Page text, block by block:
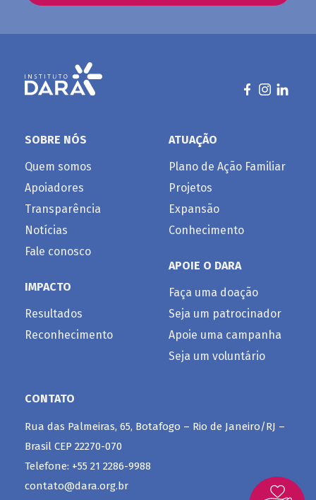
SOBRE NÓS
Quem somos
Apoiadores
Transparência
Notícias
Fale conosco
IMPACTO
Resultados
Reconhecimento
ATUAÇÃO
Plano de Ação Familiar
Projetos
Expansão
Conhecimento
APOIE O DARA
Faça uma doação
Seja um patrocinador
Apoie uma campanha
Seja um voluntário
CONTATO
Rua das Palmeiras, 65, Botafogo – Rio de Janeiro/RJ –
Brasil CEP 22270-070
Telefone: +55 21 2286-9988
contato@dara.org.br